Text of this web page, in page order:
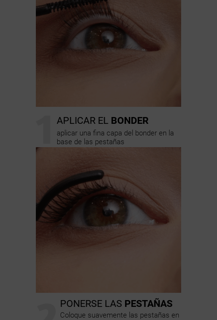
APLICAR EL BONDER
aplicar una fina capa del bonder en la
base de las pestañas
PONERSE LAS PESTAÑAS
Coloque suavemente las pestañas en